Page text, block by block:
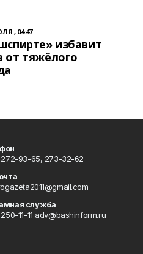
, 04:47
избавит
от тяжёлого
272-93-65, 273-32-62
служба
11-11 adv@bashinform.ru